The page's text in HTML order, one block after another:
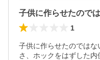
1
子供に作らせたのでは
さ、ホックをはずした